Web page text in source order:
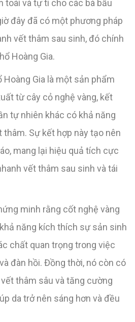
toái và tự ti cho các bà bầu
đây đã có một phương pháp
vết thâm sau sinh, đó chính
Hoàng Gia.
Hoàng Gia là một sản phẩm
từ cây cỏ nghệ vàng, kết
tự nhiên khác có khả năng
thâm. Sự kết hợp này tạo nên
mang lại hiệu quả tích cực
vết thâm sau sinh và tái
minh rằng cốt nghệ vàng
năng kích thích sự sản sinh
chất quan trọng trong việc
đàn hồi. Đồng thời, nó còn có
thâm sâu và tăng cường
da trở nên sáng hơn và đều